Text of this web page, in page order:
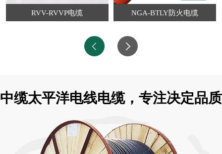
RVV-RVVP电缆 NGA-BTLY防火电缆
中缆太平洋电线电缆，专注决定品质